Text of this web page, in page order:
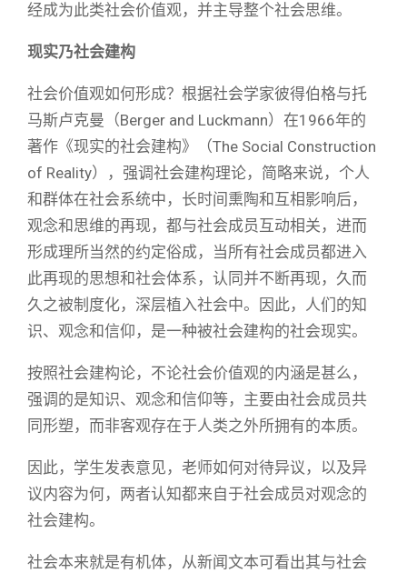
经成为此类社会价值观，并主导整个社会思维。
现实乃社会建构
社会价值观如何形成？根据社会学家彼得伯格与托
马斯卢克曼（Berger and Luckmann）在1966年的
著作《现实的社会建构》（The Social Construction
of Reality），强调社会建构理论，简略来说，个人
和群体在社会系统中，长时间熏陶和互相影响后，
观念和思维的再现，都与社会成员互动相关，进而
形成理所当然的约定俗成，当所有社会成员都进入
此再现的思想和社会体系，认同并不断再现，久而
久之被制度化，深层植入社会中。因此，人们的知
识、观念和信仰，是一种被社会建构的社会现实。
按照社会建构论，不论社会价值观的内涵是甚么，
强调的是知识、观念和信仰等，主要由社会成员共
同形塑，而非客观存在于人类之外所拥有的本质。
因此，学生发表意见，老师如何对待异议，以及异
议内容为何，两者认知都来自于社会成员对观念的
社会建构。
社会本来就是有机体，从新闻文本可看出其与社会